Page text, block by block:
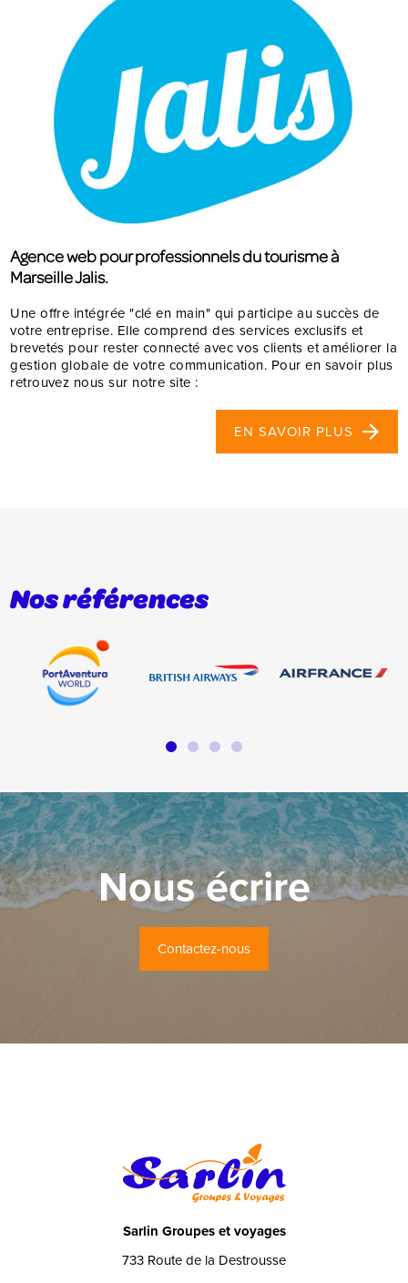
Agence web pour professionnels du tourisme à
Marseille Jalis.
Une offre intégrée "clé en main" qui participe au succès de
votre entreprise. Elle comprend des services exclusifs et
brevetés pour rester connecté avec vos clients et améliorer la
gestion globale de votre communication. Pour en savoir plus
retrouvez nous sur notre site :
EN SAVOIR PLUS
Nos références
Nous écrire
Contactez-nous
Sarlin Groupes et voyages
733 Route de la Destrousse